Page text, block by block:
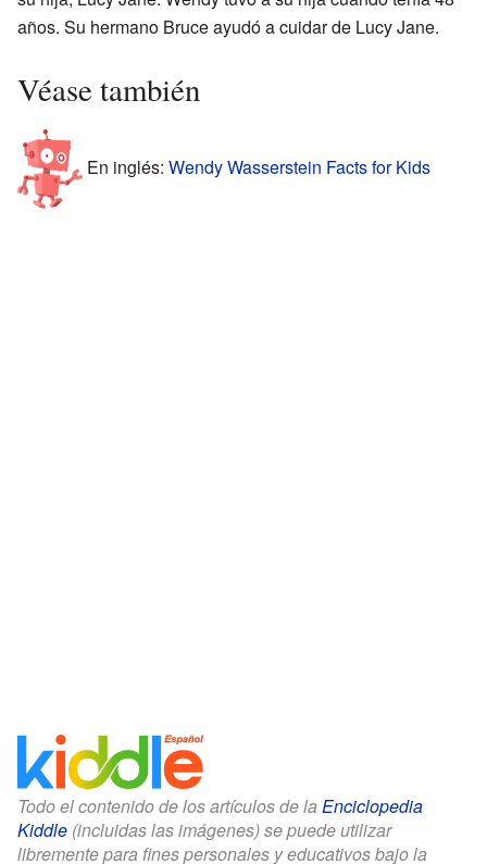
años. Su hermano Bruce ayudó a cuidar de Lucy Jane.
Véase también
En inglés: Wendy Wasserstein Facts for Kids
Todo el contenido de los artículos de la Enciclopedia
Kiddle (incluidas las imágenes) se puede utilizar
libremente para fines personales y educativos bajo la